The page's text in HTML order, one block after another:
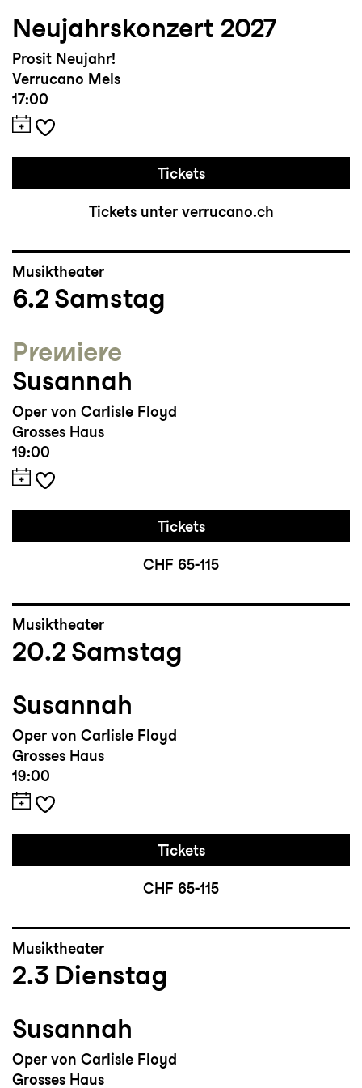
Neujahrskonzert 2027
Prosit Neujahr!
Verrucano Mels
17:00
Tickets
Tickets unter verrucano.ch
Musiktheater
6.2 Samstag
Premiere
Susannah
Oper von Carlisle Floyd
Grosses Haus
19:00
Tickets
CHF 65-115
Musiktheater
20.2 Samstag
Susannah
Oper von Carlisle Floyd
Grosses Haus
19:00
Tickets
CHF 65-115
Musiktheater
2.3 Dienstag
Susannah
Oper von Carlisle Floyd
Grosses Haus